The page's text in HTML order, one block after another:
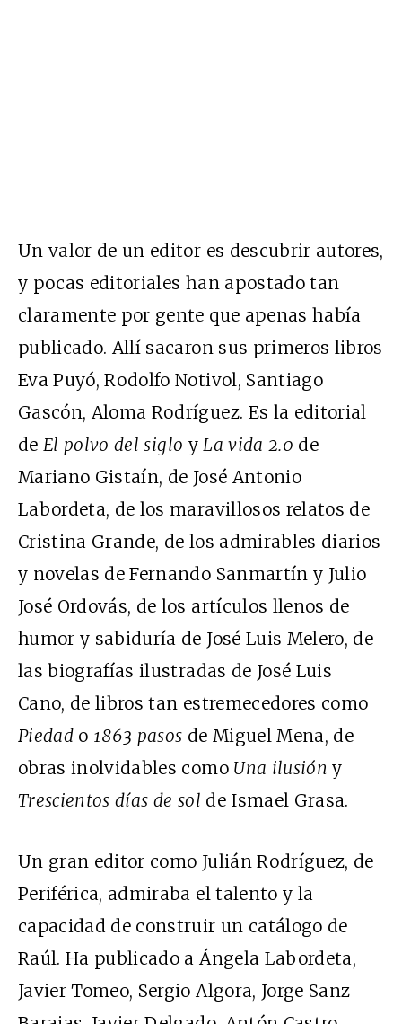
Un valor de un editor es descubrir autores,
y pocas editoriales han apostado tan
claramente por gente que apenas había
publicado. Allí sacaron sus primeros libros
Eva Puyó, Rodolfo Notivol, Santiago
Gascón, Aloma Rodríguez. Es la editorial
deEl polvo del siglo yLa vida 2.0 de
Mariano Gistaín, de José Antonio
Labordeta, de los maravillosos relatos de
Cristina Grande, de los admirables diarios
y novelas de Fernando Sanmartín y Julio
José Ordovás, de los artículos llenos de
humor y sabiduría de José Luis Melero, de
las biografías ilustradas de José Luis
Cano, de libros tan estremecedores como
Piedad o 1863 pasos de Miguel Mena, de
obras inolvidables como Una ilusión y
Trescientos días de sol de Ismael Grasa.
Un gran editor como Julián Rodríguez, de
Periférica, admiraba el talento y la
capacidad de construir un catálogo de
Raúl. Ha publicado a Ángela Labordeta,
Javier Tomeo, Sergio Algora, Jorge Sanz